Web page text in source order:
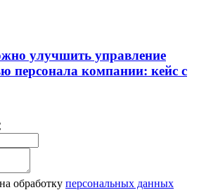
улучшить управление
персонала компании: кейс с
обработку персональных данных